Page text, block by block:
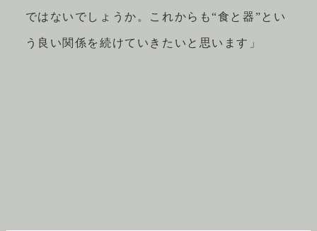
ではないでしょうか。これからも“食と器”とい
う良い関係を続けていきたいと思います」